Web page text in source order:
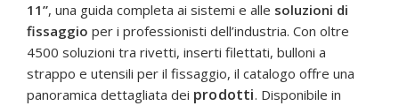
11”, una guida completa ai sistemi e alle soluzioni di
fissaggio per i professionisti dell’industria. Con oltre
4500 soluzioni tra rivetti, inserti filettati, bulloni a
strappo e utensili per il fissaggio, il catalogo offre una
panoramica dettagliata dei prodotti. Disponibile in